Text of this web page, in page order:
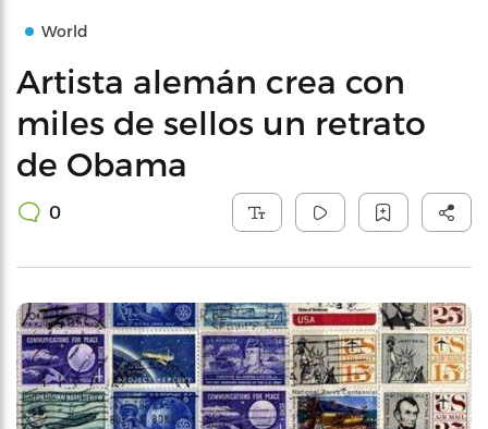
World
Artista alemán crea con
miles de sellos un retrato
de Obama
0